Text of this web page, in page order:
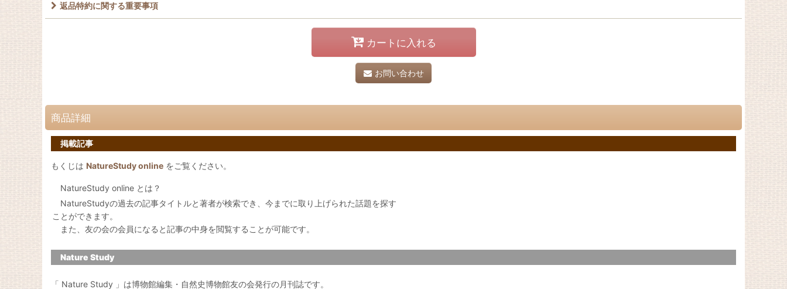
返品特約に関する重要事項
カートに入れる
お問い合わせ
商品詳細
掲載記事
もくじは NatureStudy online をご覧ください。
NatureStudy online とは？
NatureStudyの過去の記事タイトルと著者が検索でき、今までに取り上げられた話題を探す
ことができます。
また、友の会の会員になると記事の中身を閲覧することが可能です。
Nature Study
「 Nature Study 」は博物館編集・自然史博物館友の会発行の月刊誌です。